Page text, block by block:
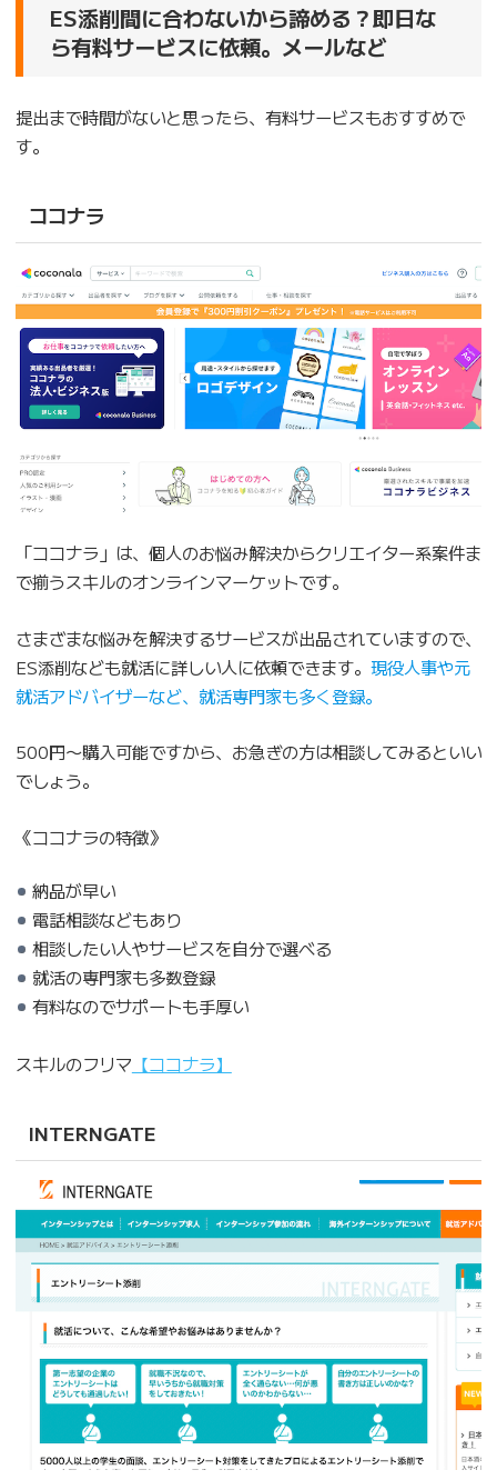
ES添削間に合わないから諦める？即日な
ら有料サービスに依頼。メールなど
提出まで時間がないと思ったら、有料サービスもおすすめで
す。
ココナラ
「ココナラ」は、個人のお悩み解決からクリエイター系案件ま
で揃うスキルのオンラインマーケットです。
さまざまな悩みを解決するサービスが出品されていますので、
ES添削なども就活に詳しい人に依頼できます。 現役人事や元
就活アドバイザーなど、就活専門家も多く登録。
500円〜購入可能ですから、お急ぎの方は相談してみるといい
でしょう。
《ココナラの特徴》
納品が早い
電話相談などもあり
相談したい人やサービスを自分で選べる
就活の専門家も多数登録
有料なのでサポートも手厚い
スキルのフリマ 【ココナラ】
INTERNGATE